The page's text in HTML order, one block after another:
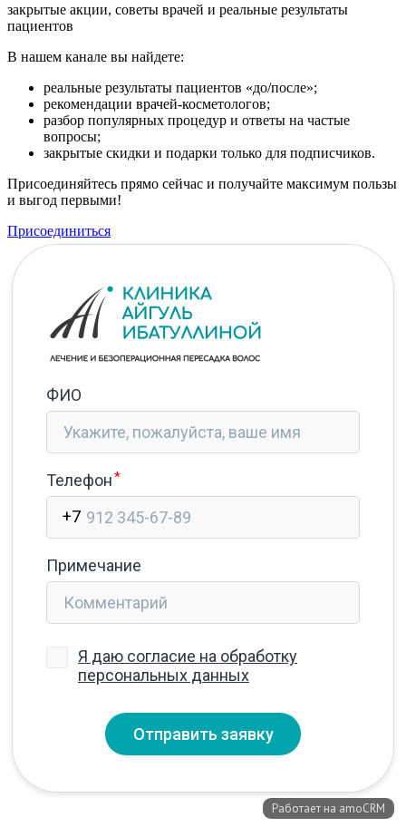
закрытые акции, советы врачей и реальные результаты
пациентов
В нашем канале вы найдете:
реальные результаты пациентов «до/после»;
рекомендации врачей-косметологов;
разбор популярных процедур и ответы на частые
вопросы;
закрытые скидки и подарки только для подписчиков.
Присоединяйтесь прямо сейчас и получайте максимум пользы
и выгод первыми!
Присоединиться